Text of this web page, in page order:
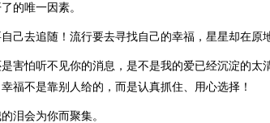
的唯一因素。
己去追随！流行要去寻找自己的幸福，星星却在原
害怕听不见你的消息，是不是我的爱已经沉淀的太
福不是靠别人给的，而是认真抓住、用心选择！
泪会为你而聚集。